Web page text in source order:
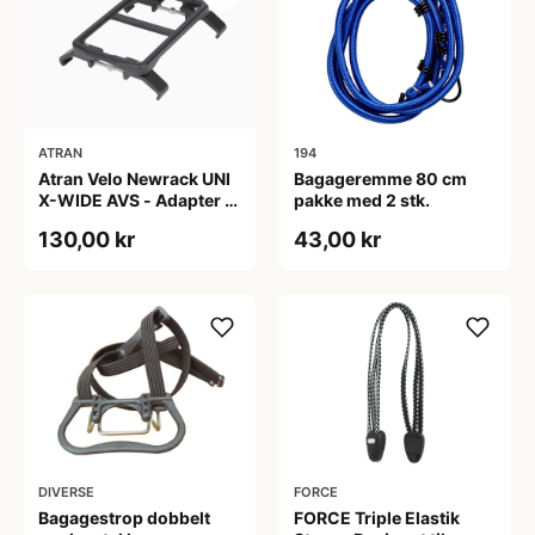
ATRAN
Atran Velo Newrack UNI
X-WIDE AVS - Adapter til
mm - Sort
130,00 kr
194
Bagageremme 80 cm
pakke med 2 stk.
43,00 kr
DIVERSE
Bagagestrop dobbelt
FORCE
FORCE Triple Elastik